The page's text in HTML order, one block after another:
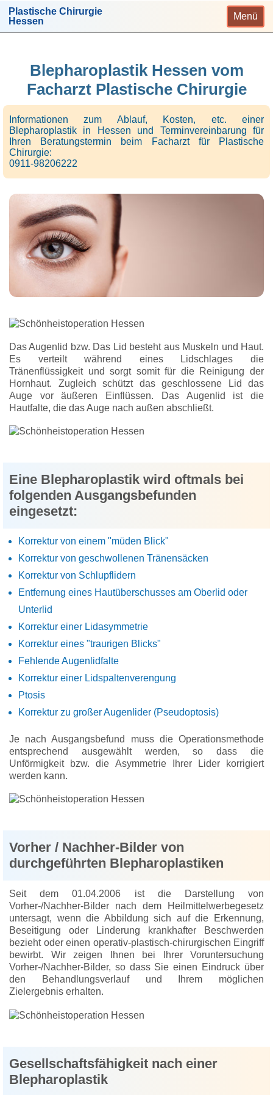
Plastische Chirurgie
Hessen
Menü
Blepharoplastik Hessen vom
Facharzt Plastische Chirurgie
Informationen zum Ablauf, Kosten, etc. einer
Blepharoplastik in Hessen und Terminvereinbarung für
Ihren Beratungstermin beim Facharzt für Plastische
Chirurgie:
0911-98206222
Das Augenlid bzw. Das Lid besteht aus Muskeln und Haut.
Es verteilt während eines Lidschlages die
Tränenflüssigkeit und sorgt somit für die Reinigung der
Hornhaut. Zugleich schützt das geschlossene Lid das
Auge vor äußeren Einflüssen. Das Augenlid ist die
Hautfalte, die das Auge nach außen abschließt.
Eine Blepharoplastik wird oftmals bei
folgenden Ausgangsbefunden
eingesetzt:
Korrektur von einem "müden Blick"
Korrektur von geschwollenen Tränensäcken
Korrektur von Schlupflidern
Entfernung eines Hautüberschusses am Oberlid oder
Unterlid
Korrektur einer Lidasymmetrie
Korrektur eines "traurigen Blicks"
Fehlende Augenlidfalte
Korrektur einer Lidspaltenverengung
Ptosis
Korrektur zu großer Augenlider (Pseudoptosis)
Je nach Ausgangsbefund muss die Operationsmethode
entsprechend ausgewählt werden, so dass die
Unförmigkeit bzw. die Asymmetrie Ihrer Lider korrigiert
werden kann.
Vorher / Nachher-Bilder von
durchgeführten Blepharoplastiken
Seit dem 01.04.2006 ist die Darstellung von
Vorher-/Nachher-Bilder nach dem Heilmittelwerbegesetz
untersagt, wenn die Abbildung sich auf die Erkennung,
Beseitigung oder Linderung krankhafter Beschwerden
bezieht oder einen operativ-plastisch-chirurgischen Eingriff
bewirbt. Wir zeigen Ihnen bei Ihrer Voruntersuchung
Vorher-/Nachher-Bilder, so dass Sie einen Eindruck über
den Behandlungsverlauf und Ihrem möglichen
Zielergebnis erhalten.
Gesellschaftsfähigkeit nach einer
Blepharoplastik